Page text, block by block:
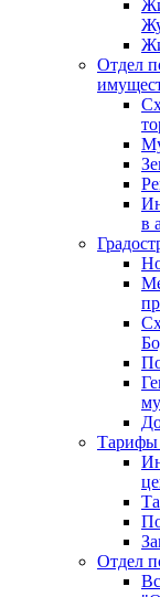
Отдел
в
Тарифы
Отдел